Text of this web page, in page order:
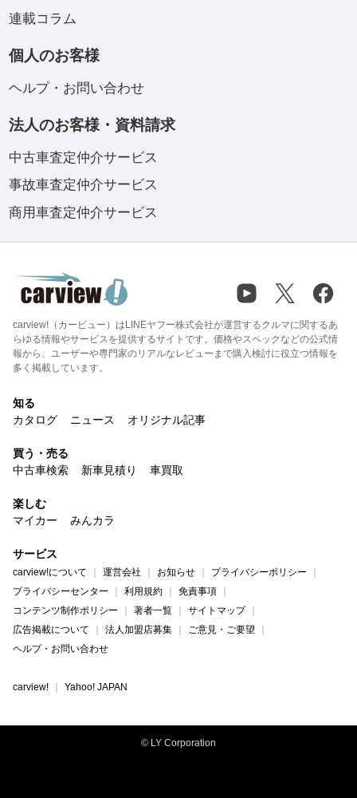
連載コラム
個人のお客様
ヘルプ・お問い合わせ
法人のお客様・資料請求
中古車査定仲介サービス
事故車査定仲介サービス
商用車査定仲介サービス
carview!（カービュー）はLINEヤフー株式会社が運営するクルマに関するあ
らゆる情報やサービスを提供するサイトです。価格やスペックなどの公式情
報から、ユーザーや専門家のリアルなレビューまで購入検討に役立つ情報を
多く掲載しています。
知る
カタログ
ニュース オリジナル記事
買う・売る
中古車検索
新車見積り 車買取
楽しむ
マイカー
みんカラ
サービス
carview!について 運営会社 お知らせ
プライバシーポリシー
プライバシーセンター
利用規約
免責事項
コンテンツ制作ポリシー
著者一覧
サイトマップ
広告掲載について
法人加盟店募集
ご意見・ご要望
ヘルプ・お問い合わせ
carview! Yahoo! JAPAN
© LY Corporation